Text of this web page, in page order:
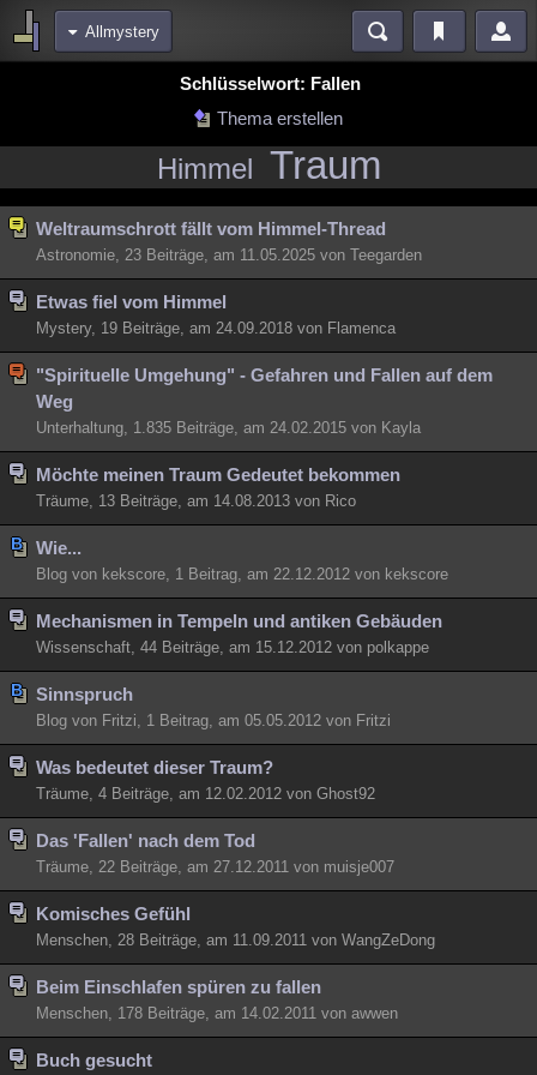
Allmystery
Diskussionen Videos
Neuigkeiten
meine Rubriken
Menschen Wissenschaft Politik Mystery
Spiritualität Verschwörungen Technologie Ufologie
Natur Umfragen Unterhaltung
weitere Rubriken
Philosophie
Musik Clash Verbesserungen Allmystery
Übersichten
Besucht Teilgenommen Alle Neue Geschlossen
Lesenswert Schlüsselwörter
Schlüsselwort: Fallen
Thema erstellen
Himmel Traum
Weltraumschrott fällt vom Himmel-Thread
Astronomie, 23 Beiträge, am 11.05.2025 von Teegarden
Etwas fiel vom Himmel
Mystery, 19 Beiträge, am 24.09.2018 von Flamenca
"Spirituelle Umgehung" - Gefahren und Fallen auf dem
Weg
Unterhaltung, 1.835 Beiträge, am 24.02.2015 von Kayla
Möchte meinen Traum Gedeutet bekommen
Träume, 13 Beiträge, am 14.08.2013 von Rico
Wie...
Blog von kekscore, 1 Beitrag, am 22.12.2012 von kekscore
Mechanismen in Tempeln und antiken Gebäuden
Wissenschaft, 44 Beiträge, am 15.12.2012 von polkappe
Sinnspruch
Blog von Fritzi, 1 Beitrag, am 05.05.2012 von Fritzi
Was bedeutet dieser Traum?
Träume, 4 Beiträge, am 12.02.2012 von Ghost92
Das 'Fallen' nach dem Tod
Träume, 22 Beiträge, am 27.12.2011 von muisje007
Komisches Gefühl
Menschen, 28 Beiträge, am 11.09.2011 von WangZeDong
Beim Einschlafen spüren zu fallen
Menschen, 178 Beiträge, am 14.02.2011 von awwen
Buch gesucht